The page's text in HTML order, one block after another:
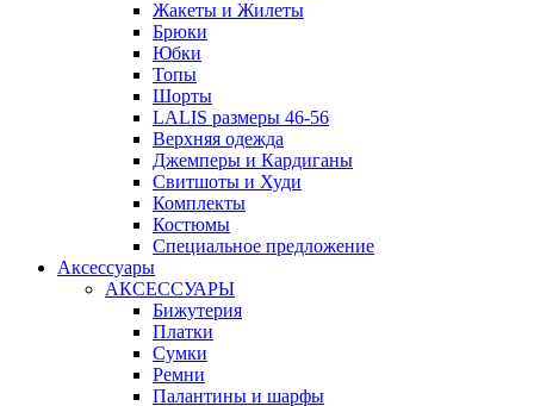
Жакеты и Жилеты
Брюки
Юбки
Топы
Шорты
LALIS размеры 46-56
Верхняя одежда
Джемперы и Кардиганы
Свитшоты и Худи
Комплекты
Костюмы
Специальное предложение
Аксессуары
АКСЕССУАРЫ
Бижутерия
Платки
Сумки
Ремни
Палантины и шарфы